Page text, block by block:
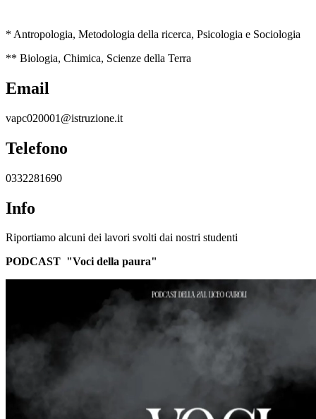
* Antropologia, Metodologia della ricerca, Psicologia e Sociologia
** Biologia, Chimica, Scienze della Terra
Email
vapc020001@istruzione.it
Telefono
0332281690
Info
Riportiamo alcuni dei lavori svolti dai nostri studenti
PODCAST "Voci della paura"